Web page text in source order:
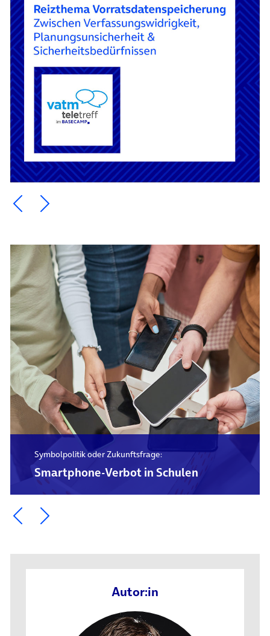
Ein Element zurück blättern
Ein Element weiter blättern
Symbolpolitik oder Zukunftsfrage:
Smartphone-Verbot in Schulen
Ein Element zurück blättern
Ein Element weiter blättern
Autor:in